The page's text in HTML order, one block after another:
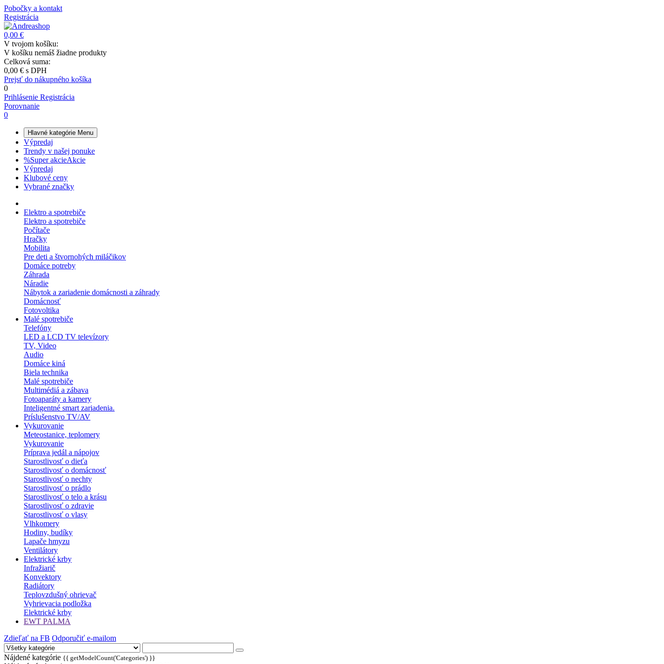
Pobočky a kontakt
Registrácia
0,00 €
V tvojom košíku:
V košíku nemáš žiadne produkty
Celková suma:
0,00 € s DPH
Prejsť do nákupného košíka
0
Prihlásenie Registrácia
Porovnanie
0
Hlavné kategórie Menu
Výpredaj
Trendy v našej ponuke
%Super akcieAkcie
Výpredaj
Klubové ceny
Vybrané značky
Elektro a spotrebiče
Elektro a spotrebiče
Počítače
Hračky
Mobilita
Pre deti a štvornohých miláčikov
Domáce potreby
Záhrada
Náradie
Nábytok a zariadenie domácnosti a záhrady
Domácnosť
Fotovoltika
Malé spotrebiče
Telefóny
LED a LCD TV televízory
TV, Video
Audio
Domáce kiná
Biela technika
Malé spotrebiče
Multimédiá a zábava
Fotoaparáty a kamery
Inteligentné smart zariadenia.
Príslušenstvo TV/AV
Vykurovanie
Meteostanice, teplomery
Vykurovanie
Príprava jedál a nápojov
Starostlivosť o dieťa
Starostlivosť o domácnosť
Starostlivosť o nechty
Starostlivosť o prádlo
Starostlivosť o telo a krásu
Starostlivosť o zdravie
Starostlivosť o vlasy
Vlhkomery
Hodiny, budíky
Lapače hmyzu
Ventilátory
Elektrické krby
Infražiarič
Konvektory
Radiátory
Teplovzdušný ohrievač
Vyhrievacia podložka
Elektrické krby
EWT PALMA
Zdieľať na FB Odporučiť e-mailom
Nájdené kategórie {{ getModelCount('Categories') }}